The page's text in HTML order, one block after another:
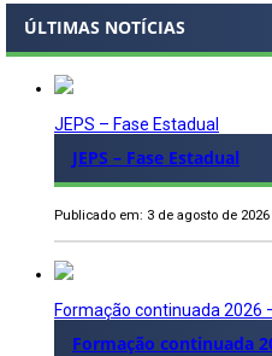
ÚLTIMAS NOTÍCIAS
JEPS – Fase Estadual
JEPS – Fase Estadual
Publicado em: 3 de agosto de 2026
Formação continuada 2026
Formação continuada